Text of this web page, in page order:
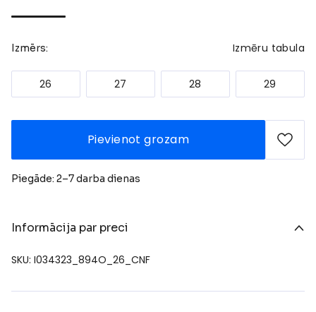
Izmērs: Izmēru tabula
26 27 28 29
Pievienot grozam
Piegāde: 2–7 darba dienas
Informācija par preci
SKU: I034323_894O_26_CNF